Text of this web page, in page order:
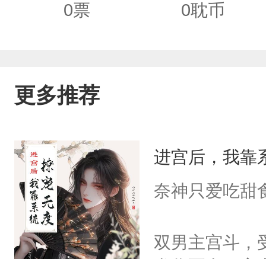
0票 0耽币
更多推荐
进宫后，我靠
奈神只爱吃甜
双男主宫斗，